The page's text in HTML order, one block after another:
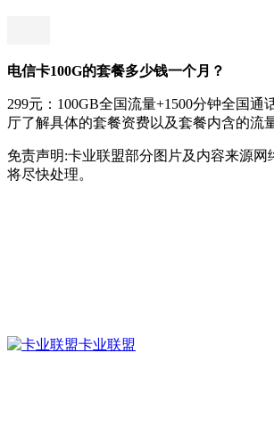
电信卡100G的套餐多少钱一个月？
299元：100GB全国流量+1500分钟全国
厅了解具体的套餐资费以及套餐内含的流
免责声明:卡业联盟部分图片及内容来源
将尽快处理。
卡业联盟